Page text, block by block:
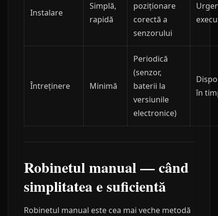
Instalare
Simplă,
rapidă
poziționare
corectă a
senzorului
Întreținere Minimă
Periodică
(senzor,
baterii la
versiunile
electronice)
în
Robinetul manual — când
simplitatea e suficientă
Robinetul manual este cea mai veche metodă